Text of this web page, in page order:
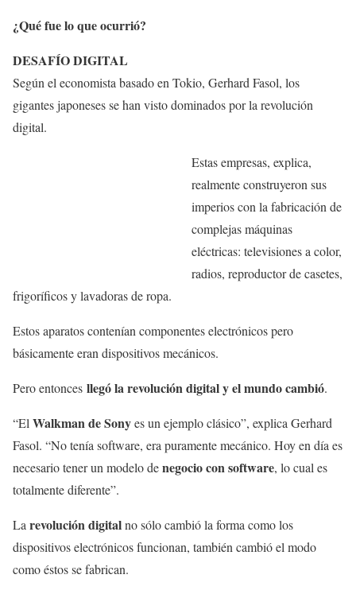
¿Qué fue lo que ocurrió?
DESAFÍO DIGITAL
Según el economista basado en Tokio, Gerhard Fasol, los
gigantes japoneses se han visto dominados por la revolución
digital.
Estas empresas, explica,
realmente construyeron sus
imperios con la fabricación de
complejas máquinas
eléctricas: televisiones a color,
radios, reproductor de casetes,
frigoríficos y lavadoras de ropa.
Estos aparatos contenían componentes electrónicos pero
básicamente eran dispositivos mecánicos.
Pero entonces llegó la revolución digital y el mundo cambió.
“ElWalkman de Sonyes un ejemplo clásico”, explica Gerhard
Fasol. “No tenía software, era puramente mecánico. Hoy en día es
necesario tener un modelo denegocio con software, lo cual es
totalmente diferente”.
Larevolución digitalno sólo cambió la forma como los
dispositivos electrónicos funcionan, también cambió el modo
como éstos se fabrican.